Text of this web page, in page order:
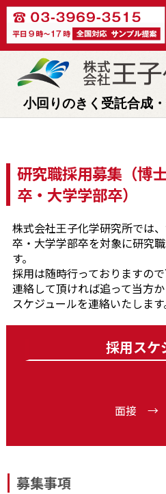
小回りのきく受託合成
研究職採用募集（博
卒・大学学部卒）
株式会社王子化学研究所では
卒・大学学部卒を対象に研究
す。
採用は随時行っておりますの
連絡して頂ければ追って当方か
スケジュールを連絡いたします
採用スケ
面接 →
募集事項